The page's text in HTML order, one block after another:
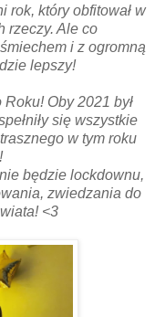
rok, który obfitował w
rzeczy. Ale co
i z ogromną
lepszy!
Oby 2021 był
się wszystkie
w tym roku
będzie lockdownu,
zwiedzania do
<3